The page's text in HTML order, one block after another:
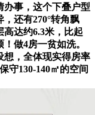
办事，这个下叠户型
还有270°转角飘
达约6.3米，比起
做4房一贫如洗。
想，全体现实得房率
守130-140㎡的空间